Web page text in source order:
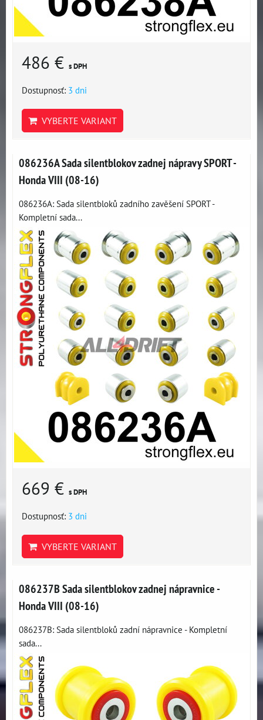
486 € s DPH
Dostupnosť: 3 dni
VYBERTE VARIANT
086236A Sada silentblokov zadnej nápravy SPORT -
Honda VIII (08-16)
086236A: Sada silentbloků zadního zavěšení SPORT -
Kompletní sada...
669 € s DPH
Dostupnosť: 3 dni
VYBERTE VARIANT
086237B Sada silentblokov zadnej nápravnice -
Honda VIII (08-16)
086237B: Sada silentbloků zadní nápravnice - Kompletní
sada...